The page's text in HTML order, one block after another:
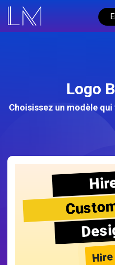
Logo
Choisissez un modèle
Hire